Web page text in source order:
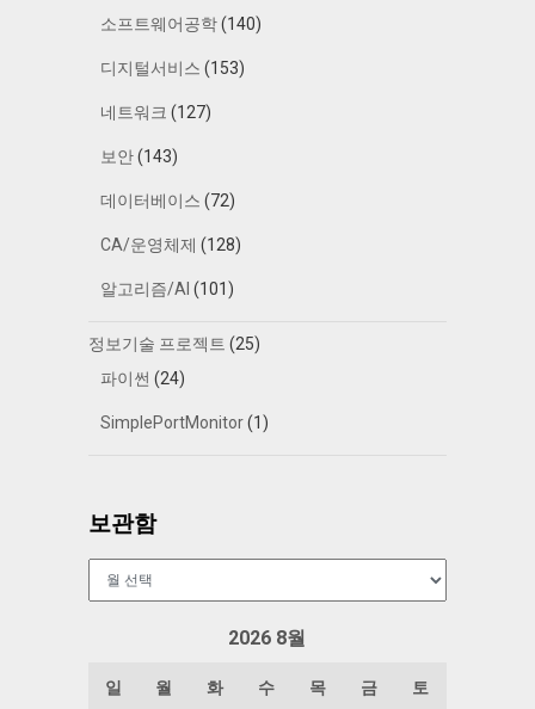
소프트웨어공학(140)
디지털서비스 (153)
네트워크 (127)
보안(143)
데이터베이스 (72)
CA/운영체제 (128)
알고리즘/AI (101)
정보기술 프로젝트 (25)
파이썬 (24)
SimplePortMonitor(1)
보관함
2026 8월
일 월 화 수 목 금 토